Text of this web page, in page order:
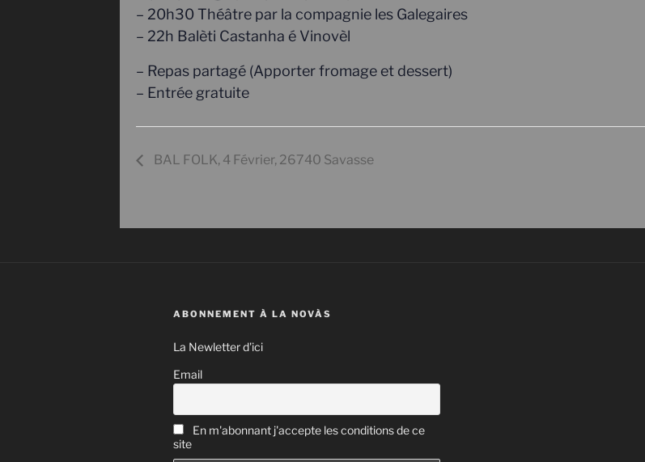
– 20h30 Théâtre par la compagnie les Galegaires
– 22h Balèti Castanha é Vinovèl
– Repas partagé (Apporter fromage et dessert)
– Entrée gratuite
BAL FOLK, 4 Février, 26740 Savasse
ABONNEMENT À LA NOVÀS
La Newletter d'ici
Email
En m'abonnant j'accepte les conditions de ce
site